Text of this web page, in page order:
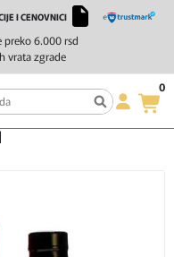
preko 6.000 rsd
vrata zgrade
I CENOVNICI
0
Dorado 12 godina 0,7l